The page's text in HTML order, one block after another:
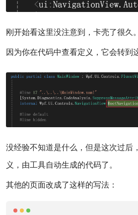
刚开始看这里没注意到，卡壳了很久。
因为你在代码中查看定义，它会转到
没经验不知道是什么，但是这次过后
义，由工具自动生成的代码了。
其他的页面改成了这样的写法：